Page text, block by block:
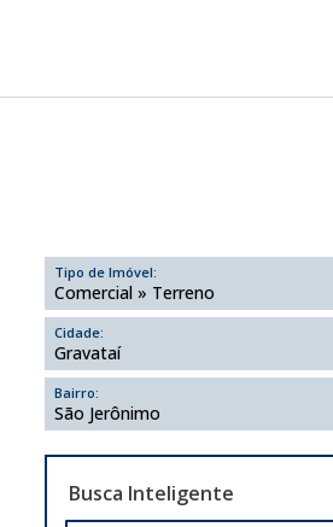
Tipo de Imóvel:
Comercial » Terreno
Cidade:
Gravataí
Bairro:
São Jerônimo
Busca Inteligente